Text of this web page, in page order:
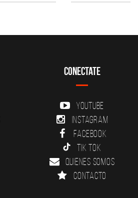
Conectate
YouTube
Instagram
Facebook
Tik Tok
Quienes somos
Contacto